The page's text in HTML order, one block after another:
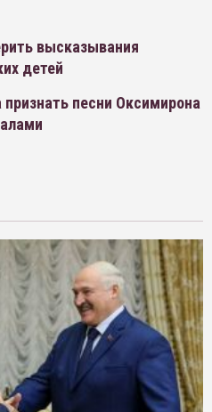
высказывания
детей
песни Оксимирона